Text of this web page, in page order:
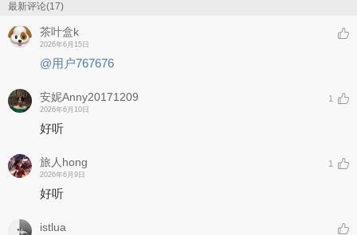
最新评论(17)
茶叶盒k
2026年6月15日
@用户767676
安妮Anny20171209
2026年6月10日
1
好听
旅人hong
2026年6月9日
1
好听
istlua